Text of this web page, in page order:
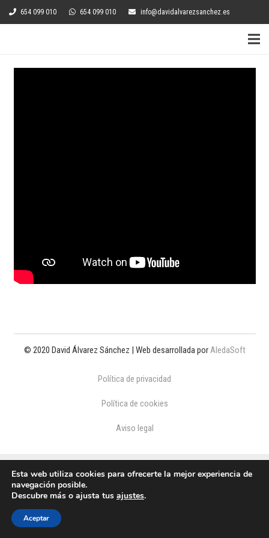
654 099 010 654 099 010 info@davidalvarezsanchez.es
© 2020 David Álvarez Sánchez | Web desarrollada por AledaSoft
Política de privacidad
Política de cookies
Aviso legal
Esta web utiliza cookies para ofrecerte la mejor experiencia de
navegación posible.
Descubre más o ajusta tus ajustes.
Aceptar